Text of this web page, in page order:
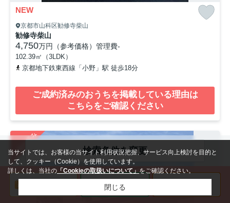
NEW
京都市山科区勧修寺柴山
勧修寺柴山
4,750万円（参考価格） 管理費-
102.39㎡（3LDK）
京都地下鉄東西線「小野」駅 徒歩18分
ご成約済みのおうちを掲載している理由は
こちらをご確認ください
ご成約済み 検索条件を変更
当サイトでは、お客様の当サイト利用状況把握、サービス向上検討を目的と
して、クッキー（Cookie）を使用しています。
詳しくは、当社の 「Cookieの取扱いについて」をご確認ください。
閉じる